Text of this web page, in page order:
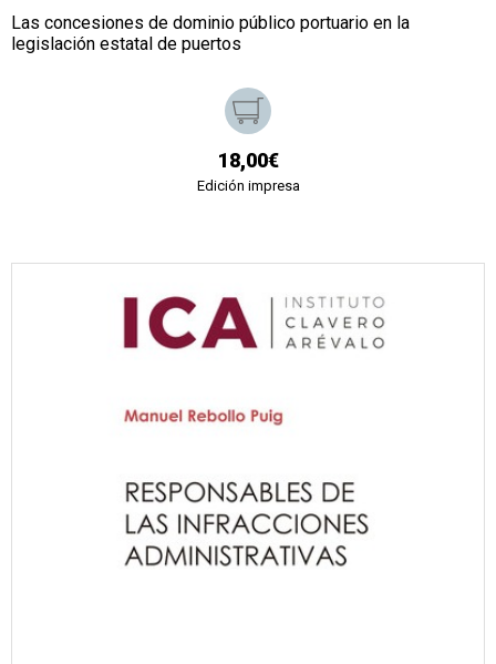
Las concesiones de dominio público portuario en la
legislación estatal de puertos
18,00€
Edición impresa